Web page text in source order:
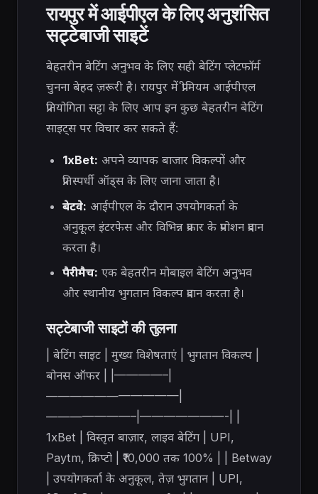
रायपुर में आईपीएल के लिए अनुशंसित
सट्टेबाजी साइटें
बेहतरीन बेटिंग अनुभव के लिए सही बेटिंग प्लेटफॉर्म
चुनना बेहद ज़रूरी है। रायपुर में प्रीमियम आईपीएल
प्रतियोगिता सट्टा के लिए आप इन कुछ बेहतरीन बेटिंग
साइट्स पर विचार कर सकते हैं:
1xBet: अपने व्यापक बाजार विकल्पों और
प्रतिस्पर्धी ऑड्स के लिए जाना जाता है।
बेटवे: आईपीएल के दौरान उपयोगकर्ता के
अनुकूल इंटरफेस और विभिन्न प्रकार के प्रमोशन प्रदान
करता है।
पैरीमैच: एक बेहतरीन मोबाइल बेटिंग अनुभव
और स्थानीय भुगतान विकल्प प्रदान करता है।
सट्टेबाजी साइटों की तुलना
| बेटिंग साइट | मुख्य विशेषताएं | भुगतान विकल्प |
बोनस ऑफर | |————–|
———————————|
———————–|———————-| |
1xBet | विस्तृत बाज़ार, लाइव बेटिंग | UPI,
Paytm, क्रिप्टो | ₹10,000 तक 100% | | Betway
| उपयोगकर्ता के अनुकूल, तेज़ भुगतान | UPI,